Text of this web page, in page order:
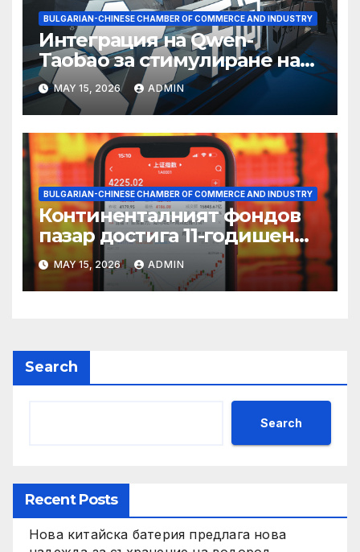
BULGARIAN-CHINESE CHAMBER OF COMMERCE AND INDUSTRY
Интеграция на Qwen-
Taobao за стимулиране на
пазаруването 618
MAY 15, 2026 ADMIN
BULGARIAN-CHINESE CHAMBER OF COMMERCE AND INDUSTRY
Континенталният фондов
пазар достига 11-годишен
връх
MAY 15, 2026 ADMIN
Search
Search
Recent Posts
Нова китайска батерия предлага нова